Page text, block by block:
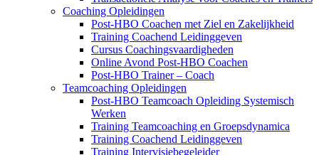
Coaching Opleidingen
Post-HBO Coachen met Ziel en Zakelijkheid
Training Coachend Leidinggeven
Cursus Coachingsvaardigheden
Online Avond Post-HBO Coachen
Post-HBO Trainer – Coach
Teamcoaching Opleidingen
Post-HBO Teamcoach Opleiding Systemisch
Werken
Training Teamcoaching en Groepsdynamica
Training Coachend Leidinggeven
Training Intervisiebegeleider